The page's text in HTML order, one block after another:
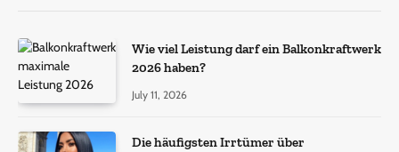
Wie viel Leistung darf ein Balkonkraftwerk
2026 haben?
July 11, 2026
Die häufigsten Irrtümer über